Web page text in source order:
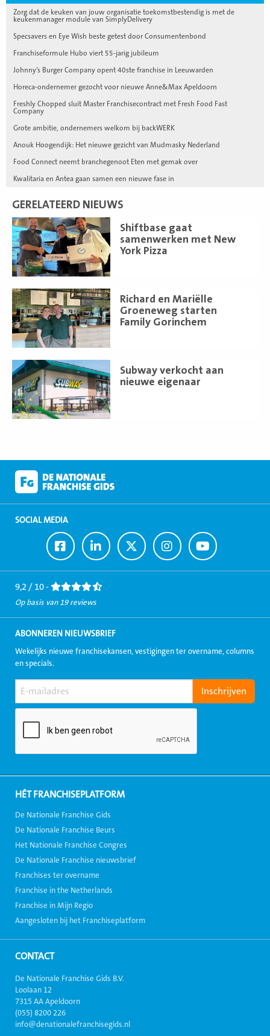
Zorg dat de keuken van jouw organisatie toekomstbestendig is met de
keukenmanager module van SimplyDelivery
Specsavers en Eye Wish beste getest door Consumentenbond
Franchiseformule Hubo viert 55-jarig jubileum
Johnny’s Burger Company opent 40ste franchise in Leeuwarden
Horeca-ondernemer gezocht voor nieuwe Anne&Max Apeldoorn
Freshly Chopped sluit Master Franchisecontract met Fresh Food Fast
Company
Grote ambitie, ondernemers welkom bij backWERK
Anouk Hoogendijk: Het nieuwe gezicht van Mudmasky Nederland
Food Connect neemt branchegenoot Eten met gemak over
Kwalitaria en Antea gaan samen een nieuwe fase in
GERELATEERD NIEUWS
Shiftbase gaat
samenwerken met New
York Pizza
Lees
meer
Richard en Mariëlle
Groeneweg starten
Family Gorinchem
Lees
meer
Subway verkocht aan
nieuwe eigenaar
Lees
meer
SOCIAL MEDIA
Ga
naar
Facebook
Ga
naar
LinkedIn
Ga
naar
Twitter
Ga
naar
Instagram
Ga
naar
Youtube
9,2 / 10 -
Op basis van 19 reviews
ABONNEREN NIEUWSBRIEF
Wekelijks nieuwe franchisekansen, vestigingen ter overname, columns
en specials.
HÉT FRANCHISEPLATFORM
De Nationale Franchise Gids
De Nationale Franchise Beurs
Het Nationale Franchise Congres
De Nationale Franchise nieuwsbrief
Franchises ter overname
Franchise in the Netherlands
Franchise in Mijn Regio
Aangesloten bij het Franchiseplatform
CONTACT
De Nationale Franchise Gids B.V.
Loolaan 12
7315 AA Apeldoorn
(055) 8200 226
info@denationalefranchisegids.nl